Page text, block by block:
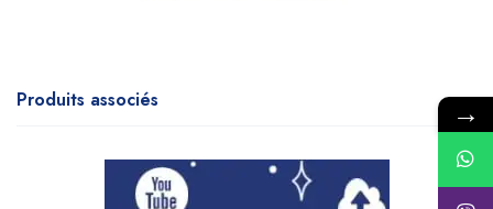
Produits associés →